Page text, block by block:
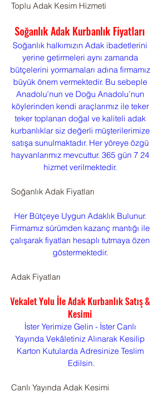
Toplu Adak Kesim Hizmeti
Soğanlık Adak Kurbanlık Fiyatları
Soğanlık halkımızın Adak ibadetlerini
yerine getirmeleri aynı zamanda
bütçelerini yormamaları adına firmamız
büyük önem vermektedir. Bu sebeple
Anadolu'nun ve Doğu Anadolu’nun
köylerinden kendi araçlarımız ile teker
teker toplanan doğal ve kaliteli adak
kurbanlıklar siz değerli müşterilerimize
satışa sunulmaktadır. Her yöreye özgü
hayvanlarımız mevcuttur. 365 gün 7 24
hizmet verilmektedir.
Soğanlık Adak Fiyatları
Her Bütçeye Uygun Adaklık Bulunur.
Firmamız sürümden kazanç mantığı ile
çalışarak fiyatları hesaplı tutmaya özen
göstermektedir.
Adak Fiyatları
Vekalet Yolu İle Adak Kurbanlık Satış &
Kesimi
İster Yerimize Gelin - İster Canlı
Yayında Vekâletiniz Alınarak Kesilip
Karton Kutularda Adresinize Teslim
Edilsin.
Canlı Yayında Adak Kesimi